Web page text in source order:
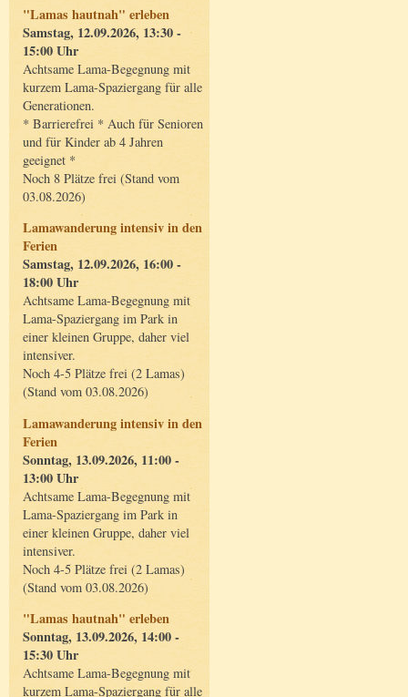
"Lamas hautnah" erleben
Samstag, 12.09.2026, 13:30 -
15:00 Uhr
Achtsame Lama-Begegnung mit
kurzem Lama-Spaziergang für alle
Generationen.
* Barrierefrei * Auch für Senioren
und für Kinder ab 4 Jahren
geeignet *
Noch 8 Plätze frei (Stand vom
03.08.2026)
Lamawanderung intensiv in den
Ferien
Samstag, 12.09.2026, 16:00 -
18:00 Uhr
Achtsame Lama-Begegnung mit
Lama-Spaziergang im Park in
einer kleinen Gruppe, daher viel
intensiver.
Noch 4-5 Plätze frei (2 Lamas)
(Stand vom 03.08.2026)
Lamawanderung intensiv in den
Ferien
Sonntag, 13.09.2026, 11:00 -
13:00 Uhr
Achtsame Lama-Begegnung mit
Lama-Spaziergang im Park in
einer kleinen Gruppe, daher viel
intensiver.
Noch 4-5 Plätze frei (2 Lamas)
(Stand vom 03.08.2026)
"Lamas hautnah" erleben
Sonntag, 13.09.2026, 14:00 -
15:30 Uhr
Achtsame Lama-Begegnung mit
kurzem Lama-Spaziergang für alle